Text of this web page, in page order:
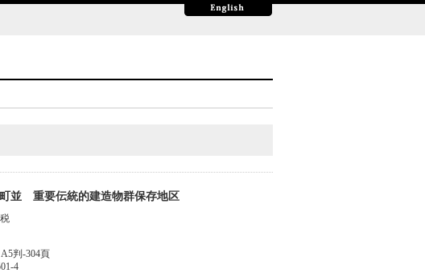
並 重要伝統的建造物群保存地区
判-304頁
4